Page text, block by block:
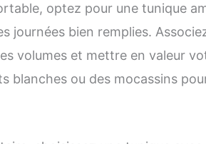
optez pour une tunique
journées bien remplies.
volumes et mettre en valeur
blanches ou des mocassins